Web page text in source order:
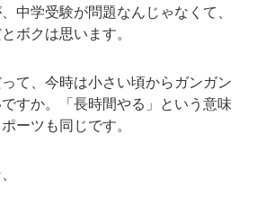
中学受験が問題なんじゃなくて、
ボクは思います。
て、今時は小さい頃からガンガン
すか。「長時間やる」という意味
ーツも同じです。